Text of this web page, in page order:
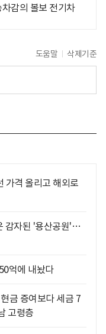
감의 볼보 전기차
도움말 삭제기준
가격 올리고 해외로
감자된 '용산공원'…
억에 내놨다
금 증여보다 세금 7
고령층